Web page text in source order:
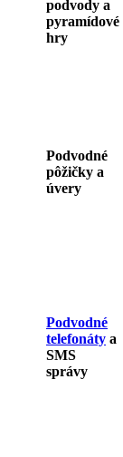
podvody a
pyramídové
hry
Podvodné
pôžičky a
úvery
Podvodné
telefonáty a
SMS
správy